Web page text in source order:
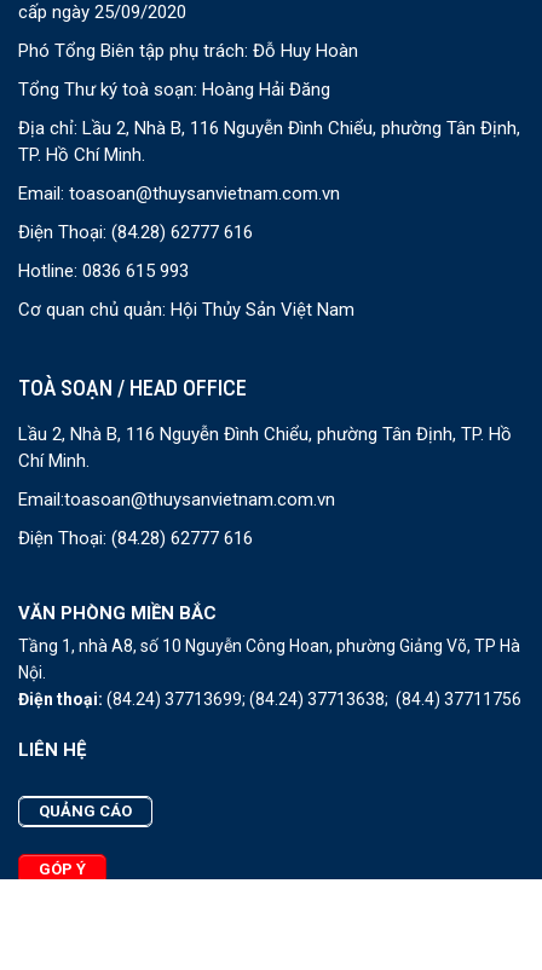
cấp ngày 25/09/2020
Phó Tổng Biên tập phụ trách: Đỗ Huy Hoàn
Tổng Thư ký toà soạn: Hoàng Hải Đăng
Địa chỉ: Lầu 2, Nhà B, 116 Nguyễn Đình Chiểu, phường Tân Định,
TP. Hồ Chí Minh.
Email: toasoan@thuysanvietnam.com.vn
Điện Thoại: (84.28) 62777 616
Hotline: 0836 615 993
Cơ quan chủ quản: Hội Thủy Sản Việt Nam
TOÀ SOẠN / HEAD OFFICE
Lầu 2, Nhà B, 116 Nguyễn Đình Chiểu, phường Tân Định, TP. Hồ
Chí Minh.
Email:toasoan@thuysanvietnam.com.vn
Điện Thoại: (84.28) 62777 616
VĂN PHÒNG MIỀN BẮC
Tầng 1, nhà A8, số 10 Nguyễn Công Hoan, phường Giảng Võ, TP Hà
Nội.
Điện thoại: (84.24) 37713699; (84.24) 37713638; (84.4) 37711756
LIÊN HỆ
QUẢNG CÁO
GÓP Ý